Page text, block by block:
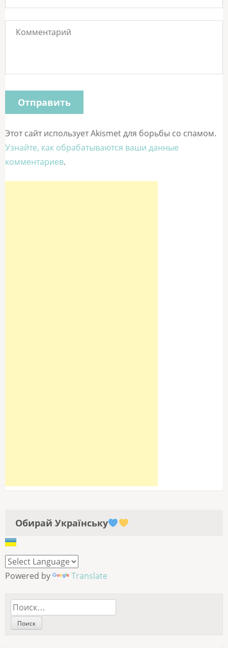
Этот сайт использует Akismet для борьбы со спамом.
Узнайте, как обрабатываются ваши данные
комментариев.
Обирай Українську
Powered by Translate
Найти: